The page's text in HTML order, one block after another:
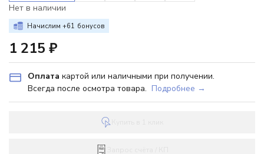
Нет в наличии
Начислим +61 бонусов
1 215 ₽
Оплата картой или наличными при получении.
Всегда после осмотра товара. Подробнее →